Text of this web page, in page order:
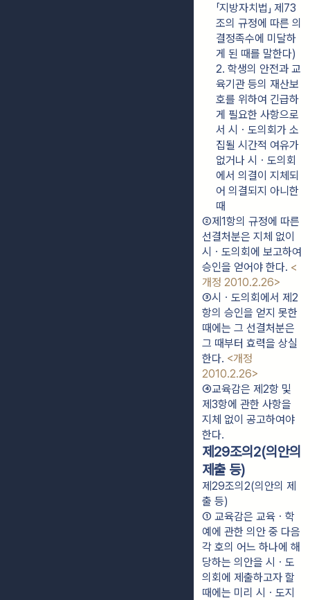
「지방자치법」 제73
조의 규정에 따른 의
결정족수에 미달하
게 된 때를 말한다)
2. 학생의 안전과 교
육기관 등의 재산보
호를 위하여 긴급하
게 필요한 사항으로
서 시ㆍ도의회가 소
집될 시간적 여유가
없거나 시ㆍ도의회
에서 의결이 지체되
어 의결되지 아니한
때
②제1항의 규정에 따른
선결처분은 지체 없이
시ㆍ도의회에 보고하여
승인을 얻어야 한다. <
개정 2010.2.26>
③시ㆍ도의회에서 제2
항의 승인을 얻지 못한
때에는 그 선결처분은
그 때부터 효력을 상실
한다. <개정
2010.2.26>
④교육감은 제2항 및
제3항에 관한 사항을
지체 없이 공고하여야
한다.
제29조의2(의안의
제출 등)
제29조의2(의안의 제
출 등)
① 교육감은 교육ㆍ학
예에 관한 의안 중 다음
각 호의 어느 하나에 해
당하는 의안을 시ㆍ도
의회에 제출하고자 할
때에는 미리 시ㆍ도지